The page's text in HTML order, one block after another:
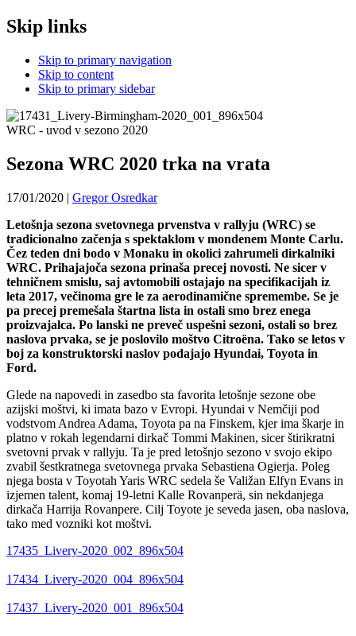
Skip links
Skip to primary navigation
Skip to content
Skip to primary sidebar
WRC - uvod v sezono 2020
Sezona WRC 2020 trka na vrata
17/01/2020 | Gregor Osredkar
Letošnja sezona svetovnega prvenstva v rallyju (WRC) se
tradicionalno začenja s spektaklom v mondenem Monte Carlu.
Čez teden dni bodo v Monaku in okolici zahrumeli dirkalniki
WRC. Prihajajoča sezona prinaša precej novosti. Ne sicer v
tehničnem smislu, saj avtomobili ostajajo na specifikacijah iz
leta 2017, večinoma gre le za aerodinamične spremembe. Se je
pa precej premešala štartna lista in ostali smo brez enega
proizvajalca. Po lanski ne preveč uspešni sezoni, ostali so brez
naslova prvaka, se je poslovilo moštvo Citroëna. Tako se letos v
boj za konstruktorski naslov podajajo Hyundai, Toyota in
Ford.
Glede na napovedi in zasedbo sta favorita letošnje sezone obe
azijski moštvi, ki imata bazo v Evropi. Hyundai v Nemčiji pod
vodstvom Andrea Adama, Toyota pa na Finskem, kjer ima škarje in
platno v rokah legendarni dirkač Tommi Makinen, sicer štirikratni
svetovni prvak v rallyju. Ta je pred letošnjo sezono v svojo ekipo
zvabil šestkratnega svetovnega prvaka Sebastiena Ogierja. Poleg
njega bosta v Toyotah Yaris WRC sedela še Valižan Elfyn Evans in
izjemen talent, komaj 19-letni Kalle Rovanperä, sin nekdanjega
dirkača Harrija Rovanpere. Cilj Toyote je seveda jasen, oba naslova,
tako med vozniki kot moštvi.
17435_Livery-2020_002_896x504
17434_Livery-2020_004_896x504
17437_Livery-2020_001_896x504